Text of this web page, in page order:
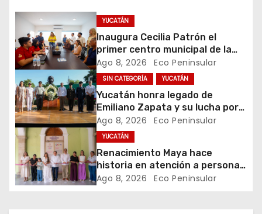
ó
n
d
e
e
n
t
r
YUCATÁN
Inaugura Cecilia Patrón el
primer centro municipal de la
juventud en la historia de
Mérida
Ago 8, 2026 Eco Peninsular
SIN CATEGORÍA YUCATÁN
Yucatán honra legado de
Emiliano Zapata y su lucha por
la justicia social
Ago 8, 2026 Eco Peninsular
YUCATÁN
Renacimiento Maya hace
historia en atención a personas
autistas
Ago 8, 2026 Eco Peninsular